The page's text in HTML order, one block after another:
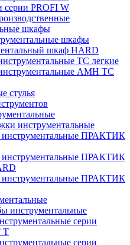
серии PROFI W
шкафы
шкафы
шкаф HARD
ТС легкие
AMH TC
стулья
инструментальные
инструментальные ПРАКТИК
инструментальные ПРАКТИК
инструментальные ПРАКТИК
инструментальные
серии
T
серии